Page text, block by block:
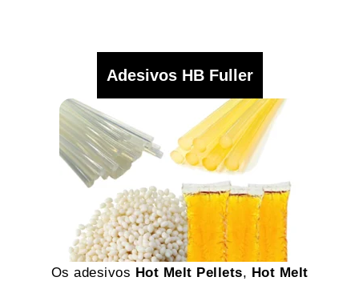
Adesivos HB Fuller
Os adesivos Hot Melt Pellets, Hot Melt